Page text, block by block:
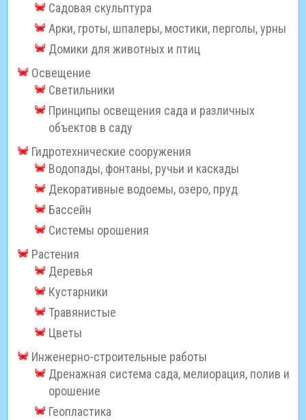
Садовая скульптура
Арки, гроты, шпалеры, мостики, перголы, урны
Домики для животных и птиц
Освещение
Светильники
Принципы освещения сада и различных
объектов в саду
Гидротехнические сооружения
Водопады, фонтаны, ручьи и каскады
Декоративные водоемы, озеро, пруд
Бассейн
Системы орошения
Растения
Деревья
Кустарники
Травянистые
Цветы
Инженерно-строительные работы
Дренажная система сада, мелиорация, полив и
орошение
Геопластика